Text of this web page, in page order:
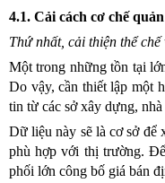
4.1. Cải cách cơ chế
Thứ nhất, cải thiện thể
Một trong những tồn tại
Do vậy, cần thiết lập một
tin từ các sở xây dựng,
Dữ liệu này sẽ là cơ sở để
phù hợp với thị trường.
phối lớn công bố giá bán